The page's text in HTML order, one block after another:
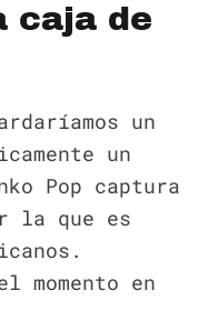
caja de
un
un
Pop captura
la que es
momento en